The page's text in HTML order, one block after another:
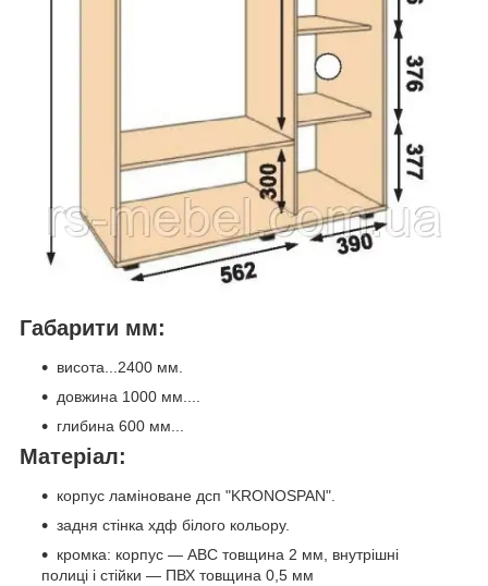
Габарити мм:
висота...2400 мм.
довжина 1000 мм....
глибина 600 мм...
Матеріал:
корпус ламіноване дсп "KRONOSPAN".
задня стінка хдф білого кольору.
кромка: корпус ― АВС товщина 2 мм, внутрішні
полиці і стійки ― ПВХ товщина 0,5 мм